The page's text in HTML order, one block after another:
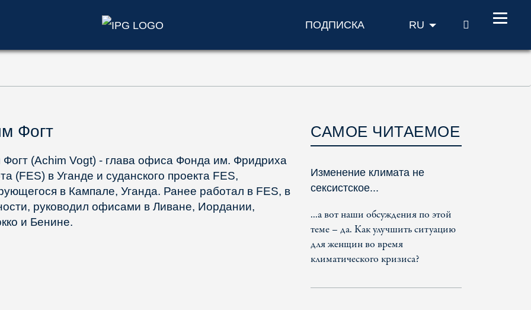
ПОДПИСКА RU ПОИСК
Фогт
(Achim Vogt) - глава офиса Фонда им. Фридриха
(FES) в Уганде и суданского проекта FES,
в Кампале, Уганда. Ранее работал в FES, в
руководил офисами в Ливане, Иордании,
и Бенине.
САМОЕ ЧИТАЕМОЕ
Изменение климата не
сексистское...
...а вот наши обсуждения по этой
теме – да. Как улучшить ситуацию
для женщин во время
климатического кризиса?